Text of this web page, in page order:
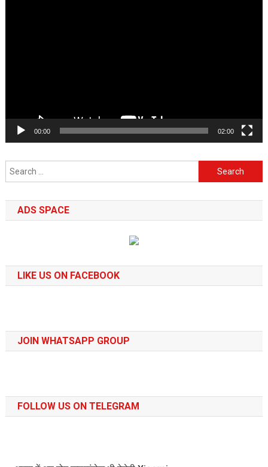
00:00 02:00
Search
for:
ADS SPACE
LIKE US ON FACEBOOK
JOIN WHATSAPP GROUP
FOLLOW US ON TELEGRAM